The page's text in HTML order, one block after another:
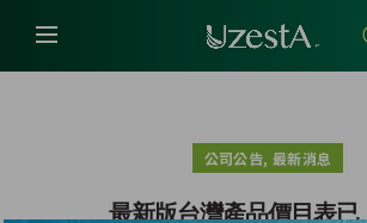
公司公告, 最新消息
最新版台灣產品價目表已